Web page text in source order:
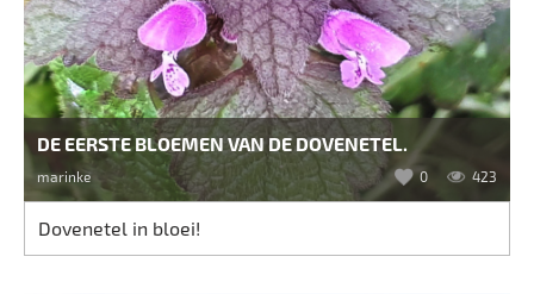
DE EERSTE BLOEMEN VAN DE DOVENETEL.
marinke 0 423
Dovenetel in bloei!